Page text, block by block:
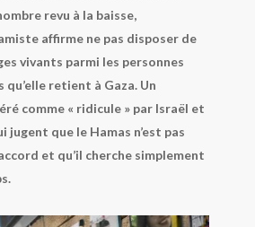
revu à la baisse,
affirme ne pas disposer de
vivants parmi les personnes
qu’elle retient à Gaza. Un
comme « ridicule » par Israël et
jugent que le Hamas n’est pas
et qu’il cherche simplement